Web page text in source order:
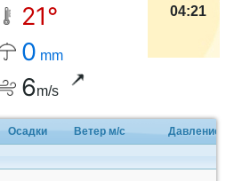
21°
0 mm
6m/s
04:21
Осадки Ветер м/с Давление